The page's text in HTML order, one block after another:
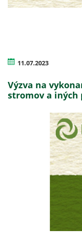
11.07.2023
Výzva na
stromov a iných